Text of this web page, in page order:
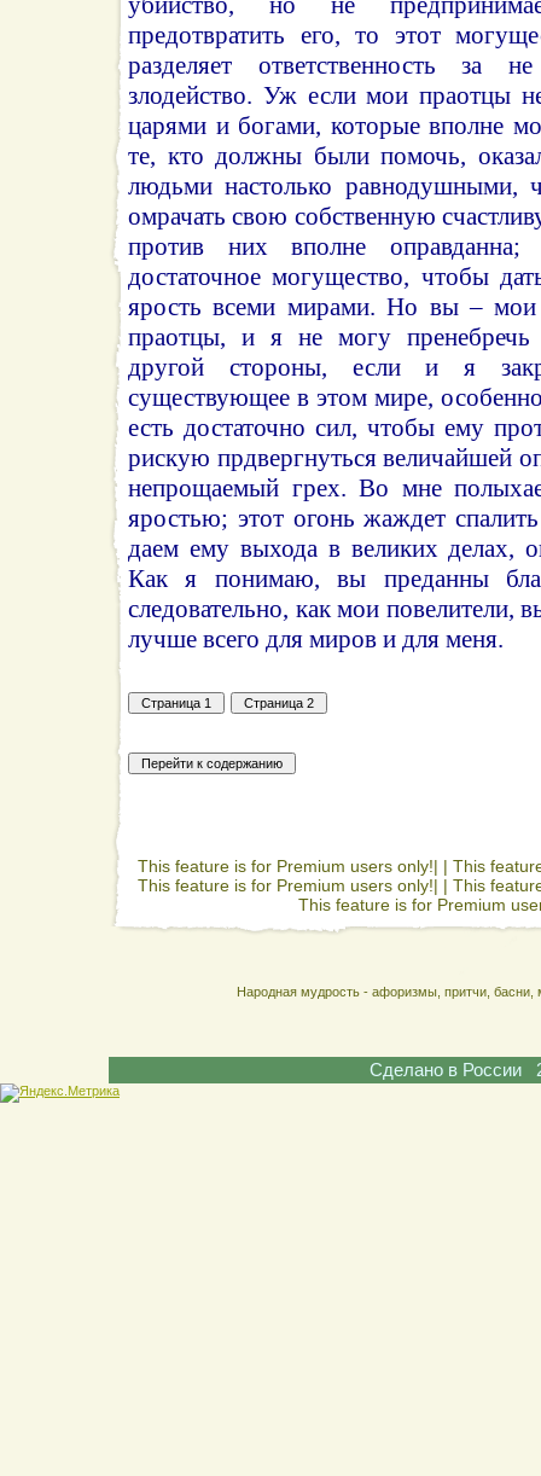
предотвратить его, то этот
разделяет ответственность за
злодейство. Уж если мои праотцы
царями и богами, которые вполне
те, кто должны были помочь,
людьми настолько равнодушными,
омрачать свою собственную
против них вполне
достаточное могущество, чтобы
ярость всеми мирами. Но вы – мои
праотцы, и я не могу
другой стороны, если и я
существующее в этом мире,
есть достаточно сил, чтобы ему
рискую прдвергнуться величайшей
непрощаемый грех. Во мне
яростью; этот огонь жаждет
даем ему выхода в великих делах,
Как я понимаю, вы преданны
следовательно, как мои повелители,
лучше всего для миров и для меня.
This feature is for Premium users only!| | This
This feature is for Premium users only!| | This
This feature is for Premium
Народная мудрость - афоризмы, притчи,
Сделано в России